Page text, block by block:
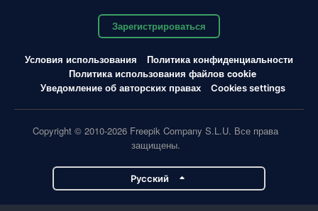
Зарегистрироваться
Условия использования
Политика конфиденциальности
Политика использования файлов cookie
Уведомление об авторских правах
Cookies settings
Copyright © 2010-2026 Freepik Company S.L.U. Все права
защищены.
Pусский